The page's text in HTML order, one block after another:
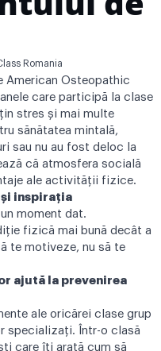
Romania
American Osteopathic
care participă la clase
stres și mai multe
sănătatea mintală,
sau nu au fost deloc la
că atmosfera socială
ale activității fizice.
inspirația
moment dat.
fizică mai bună decât a
te motiveze, nu să te
ajută la prevenirea
ale oricărei clase grup
specializați. Într-o clasă
care îți arată cum să